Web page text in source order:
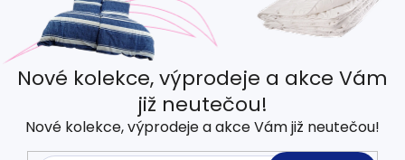
Nové kolekce, výprodeje a akce Vám
již neutečou!
Nové kolekce, výprodeje a akce Vám již neutečou!